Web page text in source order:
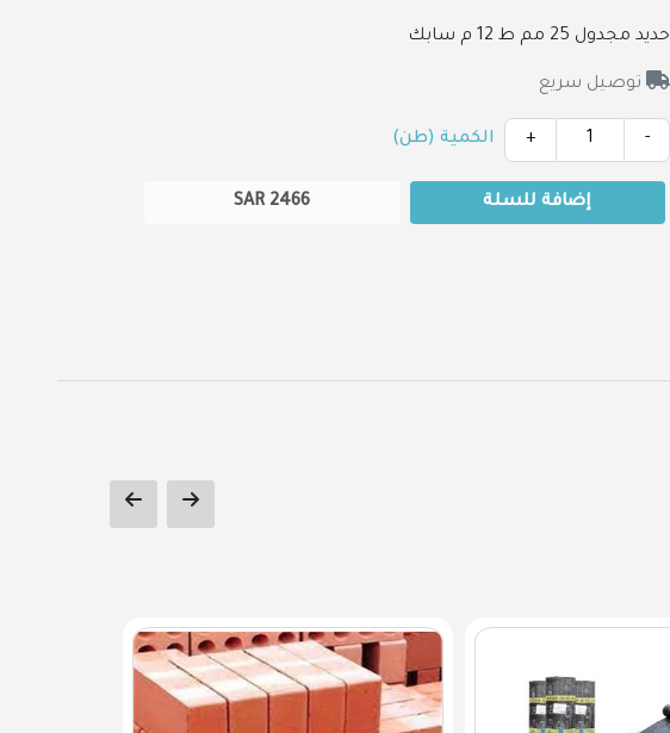
حديد مجدول 25 مم ط 12 م سابك
توصيل سريع
الكمية (طن)
إضافة للسلة 2466